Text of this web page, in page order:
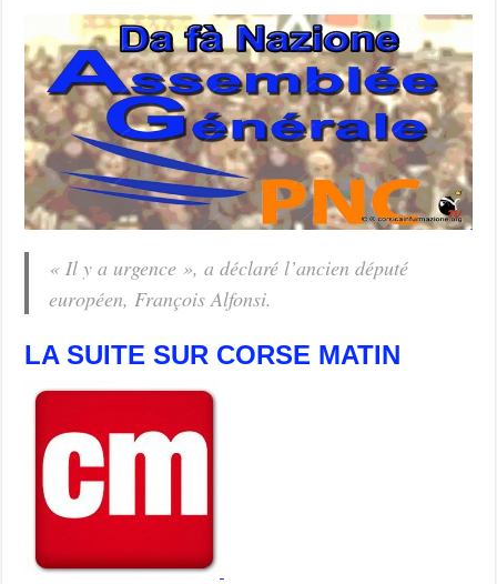
« Il y a urgence », a déclaré l’ancien député
européen, François Alfonsi.
LA SUITE SUR CORSE MATIN